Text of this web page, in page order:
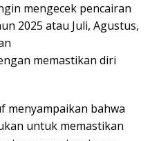
mengecek pencairan
2025 atau Juli, Agustus,
memastikan diri
menyampaikan bahwa
untuk memastikan